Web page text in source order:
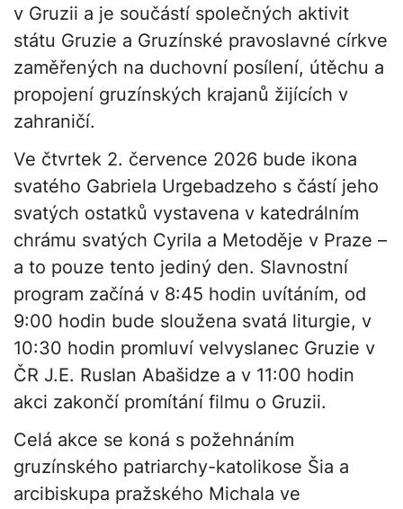
v Gruzii a je součástí společných aktivit
státu Gruzie a Gruzínské pravoslavné církve
zaměřených na duchovní posílení, útěchu a
propojení gruzínských krajanů žijících v
zahraničí.
Ve čtvrtek 2. července 2026 bude ikona
svatého Gabriela Urgebadzeho s částí jeho
svatých ostatků vystavena v katedrálním
chrámu svatých Cyrila a Metoděje v Praze –
a to pouze tento jediný den. Slavnostní
program začíná v 8:45 hodin uvítáním, od
9:00 hodin bude sloužena svatá liturgie, v
10:30 hodin promluví velvyslanec Gruzie v
ČR J.E. Ruslan Abašidze a v 11:00 hodin
akci zakončí promítání filmu o Gruzii.
Celá akce se koná s požehnáním
gruzínského patriarchy-katolikose Šia a
arcibiskupa pražského Michala ve